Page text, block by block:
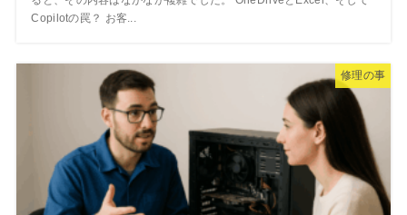
Copilotの罠？ お客...
修理の事